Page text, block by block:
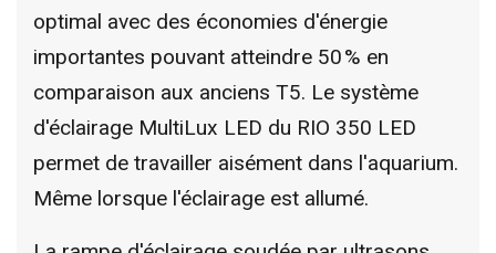
optimal avec des économies d'énergie
importantes pouvant atteindre 50 % en
comparaison aux anciens T5. Le système
d'éclairage MultiLux LED du RIO 350 LED
permet de travailler aisément dans l'aquarium.
Même lorsque l'éclairage est allumé.